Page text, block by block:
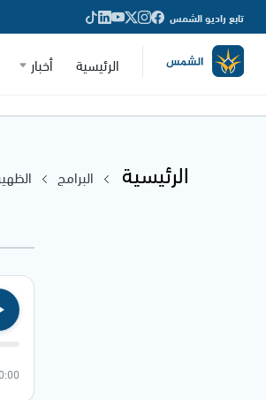
تابع راديو الشمس
الرئيسية أخبار
الرئيسية البرامج